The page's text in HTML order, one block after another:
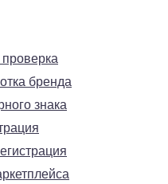
бренда
знака